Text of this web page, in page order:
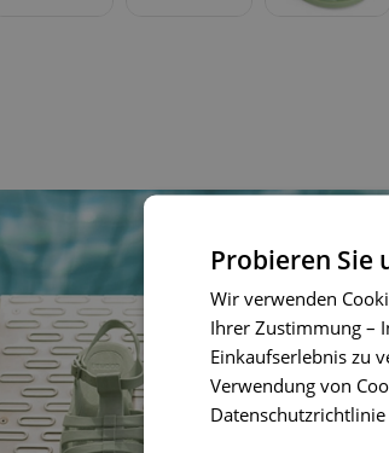
Probieren Sie
Wir verwenden
Ihrer Zustimmung –
Einkaufserlebnis zu
Verwendung von
Datenschutzrichtlinie